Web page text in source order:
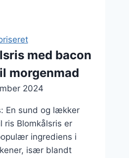
med
med bacon
morgenmad
2024
En sund og lækker
ris Blomkålsris er
ingrediens i
især blandt